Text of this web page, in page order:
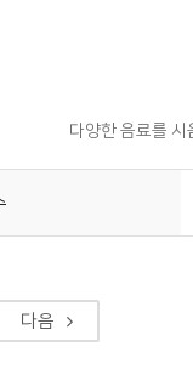
다양한 음료를
다음